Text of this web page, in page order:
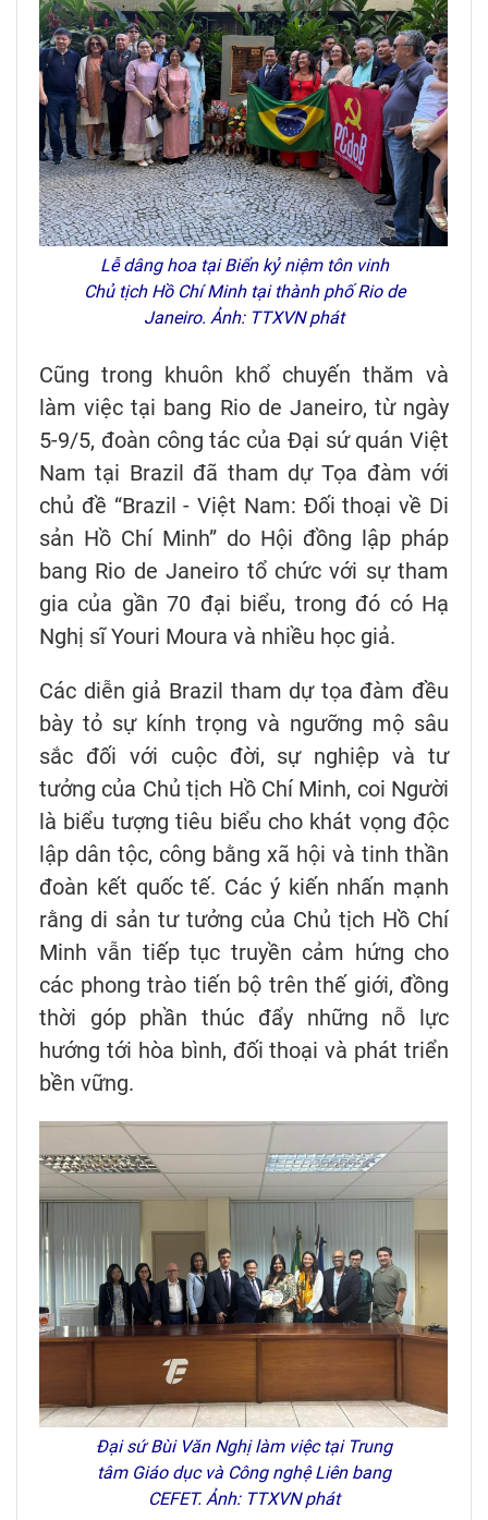
Lễ dâng hoa tại Biển kỷ niệm tôn vinh
Chủ tịch Hồ Chí Minh tại thành phố Rio de
Janeiro. Ảnh: TTXVN phát
Cũng trong khuôn khổ chuyến thăm và
làm việc tại bang Rio de Janeiro, từ ngày
5-9/5, đoàn công tác của Đại sứ quán Việt
Nam tại Brazil đã tham dự Tọa đàm với
chủ đề “Brazil - Việt Nam: Đối thoại về Di
sản Hồ Chí Minh” do Hội đồng lập pháp
bang Rio de Janeiro tổ chức với sự tham
gia của gần 70 đại biểu, trong đó có Hạ
Nghị sĩ Youri Moura và nhiều học giả.
Các diễn giả Brazil tham dự tọa đàm đều
bày tỏ sự kính trọng và ngưỡng mộ sâu
sắc đối với cuộc đời, sự nghiệp và tư
tưởng của Chủ tịch Hồ Chí Minh, coi Người
là biểu tượng tiêu biểu cho khát vọng độc
lập dân tộc, công bằng xã hội và tinh thần
đoàn kết quốc tế. Các ý kiến nhấn mạnh
rằng di sản tư tưởng của Chủ tịch Hồ Chí
Minh vẫn tiếp tục truyền cảm hứng cho
các phong trào tiến bộ trên thế giới, đồng
thời góp phần thúc đẩy những nỗ lực
hướng tới hòa bình, đối thoại và phát triển
bền vững.
Đại sứ Bùi Văn Nghị làm việc tại Trung
tâm Giáo dục và Công nghệ Liên bang
CEFET. Ảnh: TTXVN phát